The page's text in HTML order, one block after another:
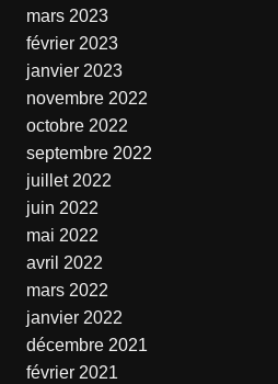
mars 2023
février 2023
janvier 2023
novembre 2022
octobre 2022
septembre 2022
juillet 2022
juin 2022
mai 2022
avril 2022
mars 2022
janvier 2022
décembre 2021
février 2021